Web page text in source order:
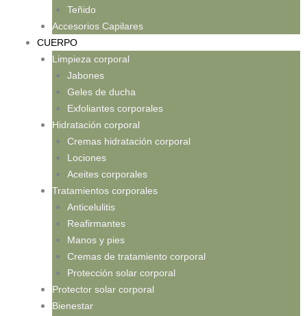
Teñido
Accesorios Capilares
CUERPO
Limpieza corporal
Jabones
Geles de ducha
Exfoliantes corporales
Hidratación corporal
Cremas hidratación corporal
Lociones
Aceites corporales
Tratamientos corporales
Anticelulitis
Reafirmantes
Manos y pies
Cremas de tratamiento corporal
Protección solar corporal
Protector solar corporal
Bienestar